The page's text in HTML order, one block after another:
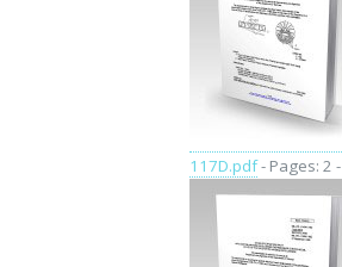
117D.pdf- Pages: 2 -